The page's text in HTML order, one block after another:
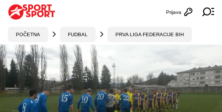
Otvori
Prijava
POČETNA FUDBAL PRVA LIGA FEDERACIJE BIH